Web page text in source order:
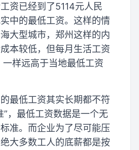
资已经到了5114元人民
中的最低工资。这样的情
大型城市，郑州这样的内
本较低，但每月生活工资
样远高于当地最低工资
最低工资其实长期都不符
”，最低工资数据是一个无
准。而企业为了尽可能压
大多数工人的底薪都是按